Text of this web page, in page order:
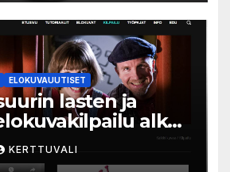
ELOKUVAUUTISET
lasten ja
alkaa
Aki Kaurismäki
KERTTUVALI